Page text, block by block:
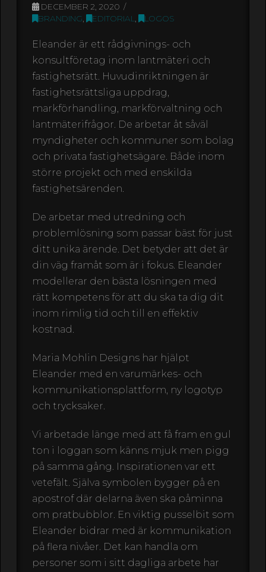
DECEMBER 2, 2020
BRANDING
EDITORIAL LOGOS
Eleander är ett rådgivnings- och
konsultföretag inom lantmäteri och
fastighetsrätt. Huvudinriktningen är
fastighetsrättsliga uppdrag,
markförhandling, markförvaltning och
lantmäterifrågor. De arbetar åt såväl
myndigheter och kommuner som bolag
och privata fastighetsägare. Både inom
större projekt och med enskilda
fastighetsärenden.
De arbetar med utredning och
problemlösning som passar bäst för just
ditt unika ärende. Det betyder att det är
din väg framåt som är i fokus. Eleander
modellerar den bästa lösningen med
rätt kompetens för att du ska ta dig dit
inom rimlig tid och till en effektiv
kostnad.
Maria Mohlin Designs har hjälpt
Eleander med en varumärkes- och
kommunikationsplattform, ny logotyp
och trycksaker.
Vi arbetade länge med att få fram en gul
ton i loggan som känns mjuk men pigg
på samma gång. Inspirationen var ett
vetefält. Själva symbolen bygger på en
apostrof där delarna även ska påminna
om pratbubblor. En viktig pusselbit som
Eleander bidrar med är kommunikation
på flera nivåer. Det kan handla om
personer som i sitt dagliga arbete har